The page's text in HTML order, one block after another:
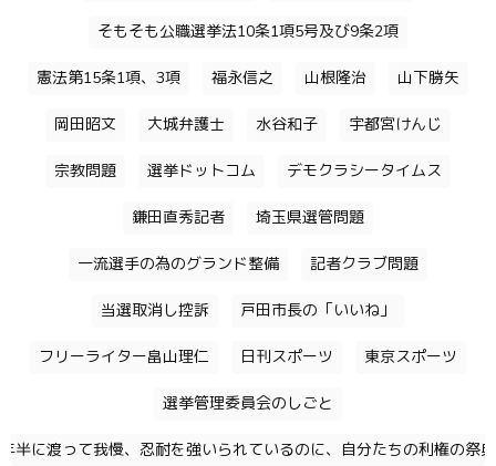
そもそも公職選挙法10条1項5号及び9条2項
憲法第15条1項、3項 福永信之 山根隆治 山下勝矢
岡田昭文 大城弁護士 水谷和子 宇都宮けんじ
宗教問題 選挙ドットコム デモクラシータイムス
鎌田直秀記者 埼玉県選管問題
一流選手の為のグランド整備 記者クラブ問題
当選取消し控訴 戸田市長の「いいね」
フリーライター畠山理仁 日刊スポーツ 東京スポーツ
選挙管理委員会のしごと
半に渡って我慢、忍耐を強いられているのに、自分たちの利権の祭